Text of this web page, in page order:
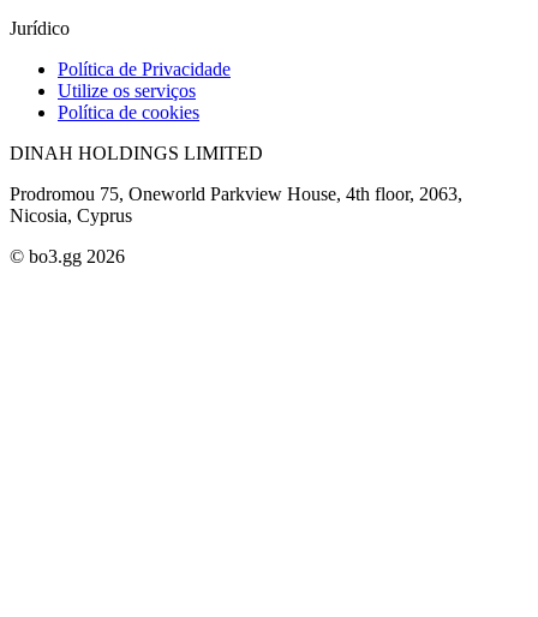
Jurídico
Política de Privacidade
Utilize os serviços
Política de cookies
DINAH HOLDINGS LIMITED
Prodromou 75, Oneworld Parkview House, 4th floor, 2063,
Nicosia, Cyprus
© bo3.gg 2026